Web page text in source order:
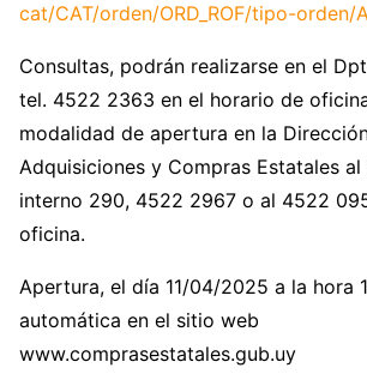
cat/CAT/orden/ORD_ROF/tipo-orden/
Consultas, podrán realizarse en el
tel. 4522 2363 en el horario de
modalidad de apertura en la
Adquisiciones y Compras Estatales
interno 290, 4522 2967 o al 4522
oficina.
Apertura, el día 11/04/2025 a la hora
automática en el sitio web
www.comprasestatales.gub.uy